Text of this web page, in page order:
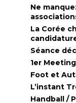
Ne
La Corée
Séance
1er Meeting
Foot et
L’instant
Handball /